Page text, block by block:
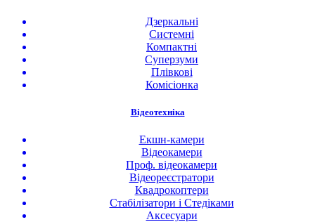
Дзеркальні
Системні
Компактні
Суперзуми
Плівкові
Комісіонка
Відеотехніка
Екшн-камери
Відеокамери
Проф. відеокамери
Відеореєстратори
Квадрокоптери
Стабілізатори і Стедіками
Аксесуари